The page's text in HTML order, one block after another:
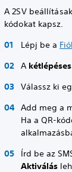
A 2SV
kódokat kapsz.
Lépj be a
A
Válassz ki
Add meg a
Ha a QR-
Írd be az
Aktiválás